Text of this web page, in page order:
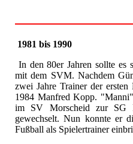
1981 bis 1990
In den 80er Jahren sollte es
mit dem SVM. Nachdem
zwei Jahre Trainer der
1984 Manfred Kopp.
im SV Morscheid zur SG
gewechselt. Nun konnte er
Fußball als Spielertrainer